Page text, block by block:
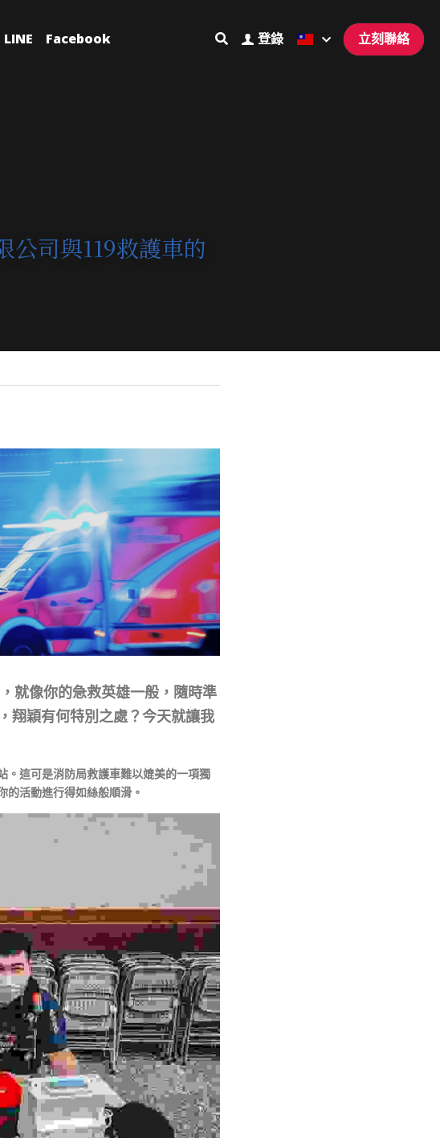
LINE Facebook 登錄 立刻聯絡
公司與119救護車的
就像你的急救英雄一般，隨時準
翔穎有何特別之處？今天就讓我
。這可是消防局救護車難以媲美的一項獨
活動進行得如絲般順滑。